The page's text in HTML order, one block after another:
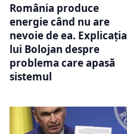
România produce
energie când nu are
nevoie de ea. Explicația
lui Bolojan despre
problema care apasă
sistemul